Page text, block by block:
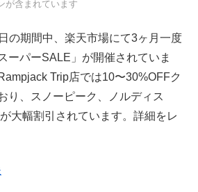
が含まれています
の期間中、楽天市場にて3ヶ月一度
ーパーSALE」が開催されていま
Trip店では10〜30%OFFク
り、スノーピーク、ノルディス
大幅割引されています。詳細をレ